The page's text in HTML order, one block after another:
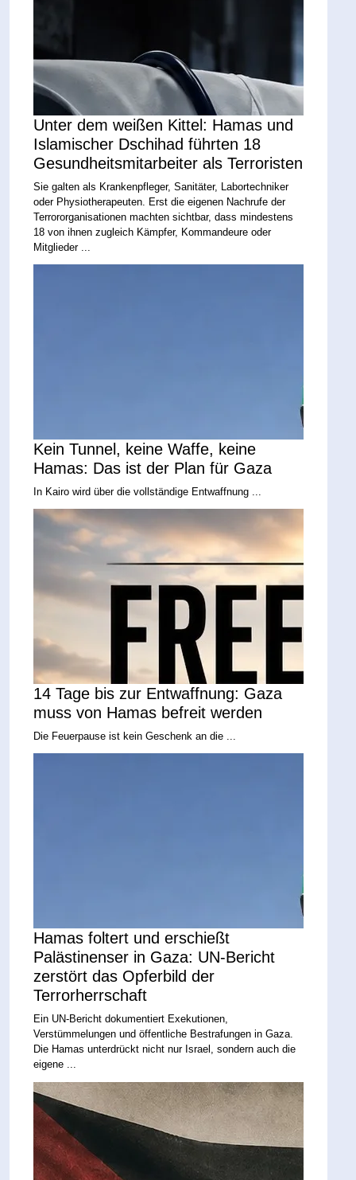
Unter dem weißen Kittel: Hamas und
Islamischer Dschihad führten 18
Gesundheitsmitarbeiter als Terroristen
Sie galten als Krankenpfleger, Sanitäter, Labortechniker
oder Physiotherapeuten. Erst die eigenen Nachrufe der
Terrororganisationen machten sichtbar, dass mindestens
18 von ihnen zugleich Kämpfer, Kommandeure oder
Mitglieder ...
Kein Tunnel, keine Waffe, keine
Hamas: Das ist der Plan für Gaza
In Kairo wird über die vollständige Entwaffnung ...
14 Tage bis zur Entwaffnung: Gaza
muss von Hamas befreit werden
Die Feuerpause ist kein Geschenk an die ...
Hamas foltert und erschießt
Palästinenser in Gaza: UN-Bericht
zerstört das Opferbild der
Terrorherrschaft
Ein UN-Bericht dokumentiert Exekutionen,
Verstümmelungen und öffentliche Bestrafungen in Gaza.
Die Hamas unterdrückt nicht nur Israel, sondern auch die
eigene ...